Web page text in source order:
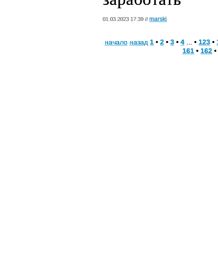
01.03.2023 17:39 // marski
начало назад 1 • 2 • 3 • 4 ... • 123 •
161 • 162 •